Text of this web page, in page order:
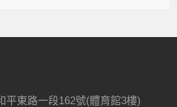
平東路一段162號(體育館3樓)